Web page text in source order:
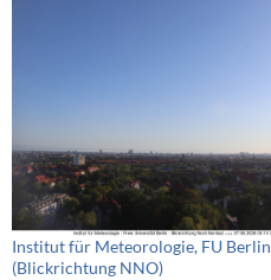
Institut für Meteorologie, FU Berlin
(Blickrichtung NNO)